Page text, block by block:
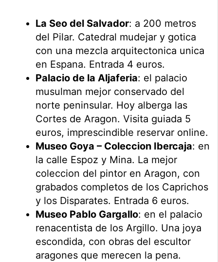
La Seo del Salvador: a 200 metros
del Pilar. Catedral mudejar y gotica
con una mezcla arquitectonica unica
en Espana. Entrada 4 euros.
Palacio de la Aljaferia: el palacio
musulman mejor conservado del
norte peninsular. Hoy alberga las
Cortes de Aragon. Visita guiada 5
euros, imprescindible reservar online.
Museo Goya – Coleccion Ibercaja: en
la calle Espoz y Mina. La mejor
coleccion del pintor en Aragon, con
grabados completos de los Caprichos
y los Disparates. Entrada 6 euros.
Museo Pablo Gargallo: en el palacio
renacentista de los Argillo. Una joya
escondida, con obras del escultor
aragones que merecen la pena.